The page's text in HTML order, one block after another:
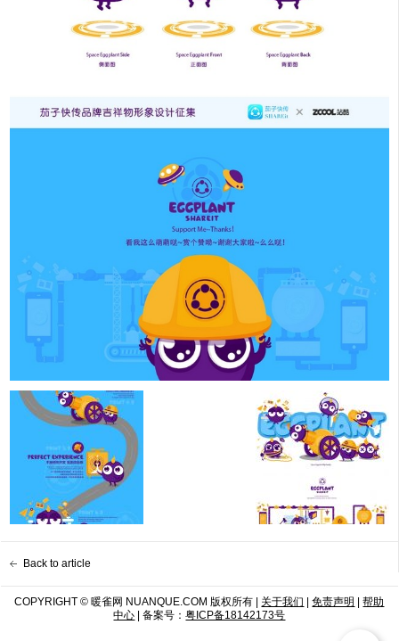
Back to article
COPYRIGHT © 暖雀网 NUANQUE.COM 版权所有 | 关于我们 |免责声明 |帮助
中心 | 备案号：粤ICP备18142173号